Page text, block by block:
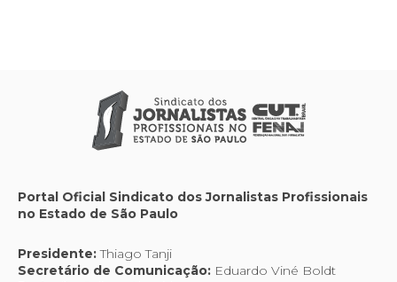
Portal Oficial Sindicato dos Jornalistas Profissionais
no Estado de São Paulo
Presidente:Thiago Tanji
Secretário de Comunicação: Eduardo Viné Boldt